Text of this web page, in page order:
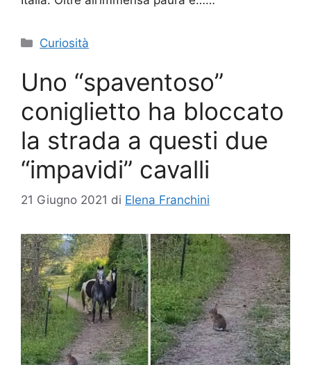
Categorie
Curiosità
Uno “spaventoso”
coniglietto ha bloccato
la strada a questi due
“impavidi” cavalli
21 Giugno 2021 di Elena Franchini